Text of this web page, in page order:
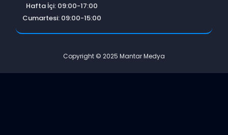
Hafta İçi: 09:00-17:00
Cumartesi: 09:00-15:00
Copyright © 2025 Mantar Medya